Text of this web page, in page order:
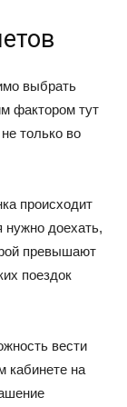
выбрать
фактором тут
только во
происходит
доехать,
превышают
поездок
вести
кабинете на